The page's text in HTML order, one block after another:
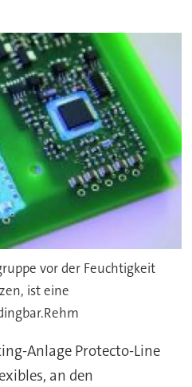
vor der Feuchtigkeit
ist eine
Anlage Protecto-Line
an den